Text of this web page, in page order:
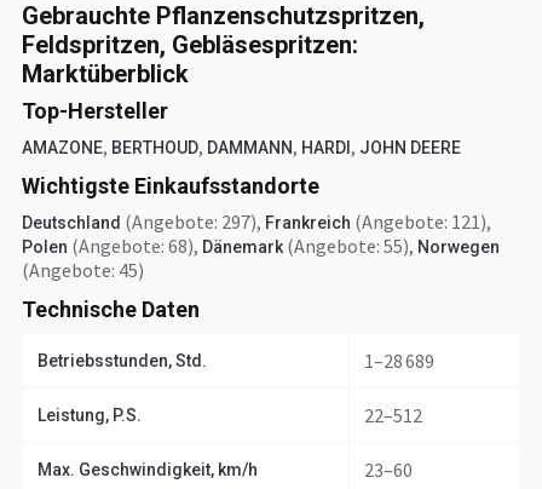
Gebrauchte Pflanzenschutzspritzen,
Feldspritzen, Gebläsespritzen:
Marktüberblick
Top-Hersteller
AMAZONE, BERTHOUD, DAMMANN, HARDI , JOHN DEERE
Wichtigste Einkaufsstandorte
Deutschland (Angebote: 297), Frankreich (Angebote: 121),
Polen (Angebote: 68), Dänemark (Angebote: 55), Norwegen
(Angebote: 45)
Technische Daten
Betriebsstunden, Std. 1–28 689
Leistung, P.S. 22–512
Max. Geschwindigkeit, km/h 23–60